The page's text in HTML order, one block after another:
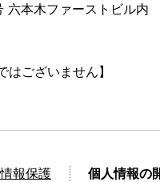
本木ファーストビル内
はございません】
報保護 個人情報の